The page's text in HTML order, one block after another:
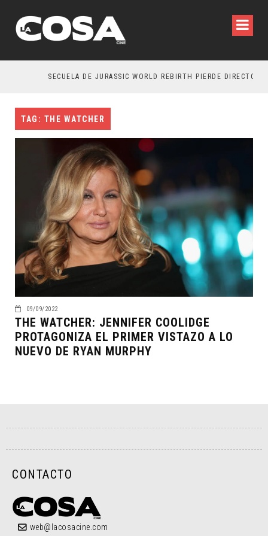
SECUELA DE JURASSIC WORLD REBIRTH PIERDE DIRECTOR
TAG: THE WATCHER
09/09/2022
THE WATCHER: JENNIFER COOLIDGE
PROTAGONIZA EL PRIMER VISTAZO A LO
NUEVO DE RYAN MURPHY
CONTACTO
web@lacosacine.com